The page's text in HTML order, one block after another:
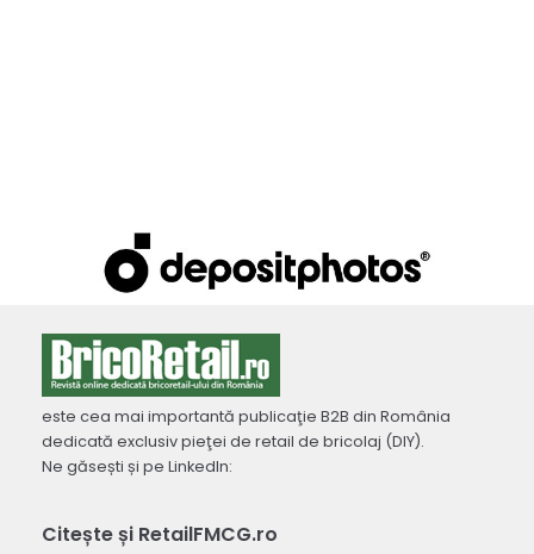
este cea mai importantă publicaţie B2B din România
dedicată exclusiv pieţei de retail de bricolaj (DIY).
Ne găsești și pe LinkedIn:
Citește și RetailFMCG.ro